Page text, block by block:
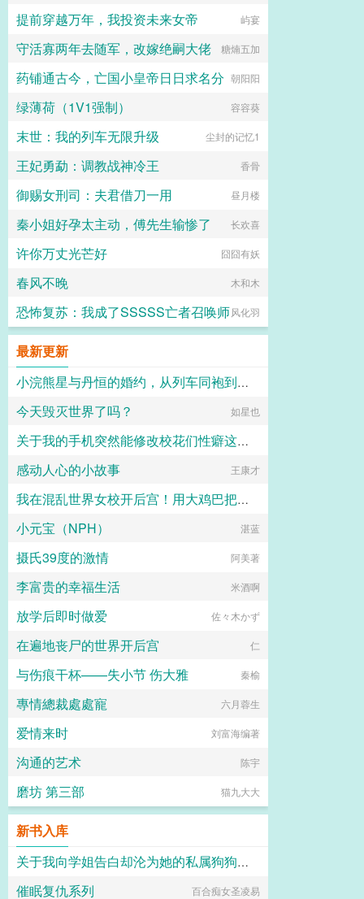
提前穿越万年，我投资未来女帝 屿宴
守活寡两年去随军，改嫁绝嗣大佬 糖煵五加
药铺通古今，亡国小皇帝日日求名分 朝阳阳
绿薄荷（1V1强制） 容容葵
末世：我的列车无限升级 尘封的记忆1
王妃勇勐：调教战神冷王 香骨
御赐女刑司：夫君借刀一用 昼月楼
秦小姐好孕太主动，傅先生输惨了 长欢喜
许你万丈光芒好 囧囧有妖
春风不晚 木和木
恐怖复苏：我成了SSSSS亡者召唤师风化羽
最新更新
小浣熊星与丹恒的婚约，从列车同袍到一世伴侣
麒麟
今天毁灭世界了吗？ 如星也
关于我的手机突然能修改校花们性癖这回事
晨曦之主
感动人心的小故事 王康才
我在混乱世界女校开后宫！用大鸡巴把诡异妹妹，绝色校花，血族大小姐……肏成专属精液便器，淫乱母狗
最爱萝莉杯子
小元宝（NPH） 湛蓝
摄氏39度的激情 阿美著
李富贵的幸福生活 米酒啊
放学后即时做爱 佐々木かず
在遍地丧尸的世界开后宫 仁
与伤痕干杯——失小节 伤大雅 秦榆
專情總裁處處寵 六月蓉生
爱情来时 刘富海编著
沟通的艺术 陈宇
磨坊 第三部 猫九大大
新书入库
关于我向学姐告白却沦为她的私属狗狗这档事
light
催眠复仇系列 百合痴女圣凌易